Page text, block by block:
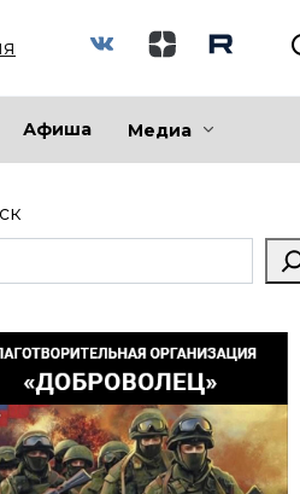
Афиша Медиа